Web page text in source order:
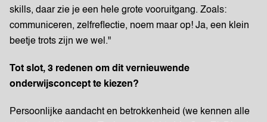
skills, daar zie je een hele grote vooruitgang. Zoals:
communiceren, zelfreflectie, noem maar op! Ja, een klein
beetje trots zijn we wel."
Tot slot, 3 redenen om dit vernieuwende
onderwijsconcept te kiezen?
Persoonlijke aandacht en betrokkenheid (we kennen alle